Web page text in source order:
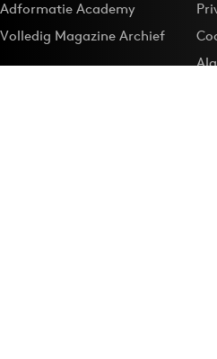
Adformatie Academy
Volledig Magazine Archief